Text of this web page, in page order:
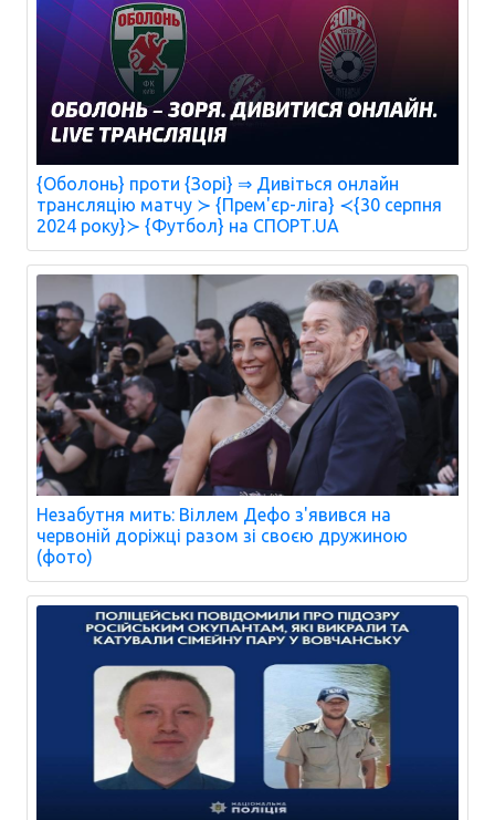
{Оболонь} проти {Зорі} ⇒ Дивіться онлайн
трансляцію матчу ≻ {Прем'єр-ліга} ≺{30 серпня
2024 року}≻ {Футбол} на СПОРТ.UA
Незабутня мить: Віллем Дефо з'явився на
червоній доріжці разом зі своєю дружиною
(фото)